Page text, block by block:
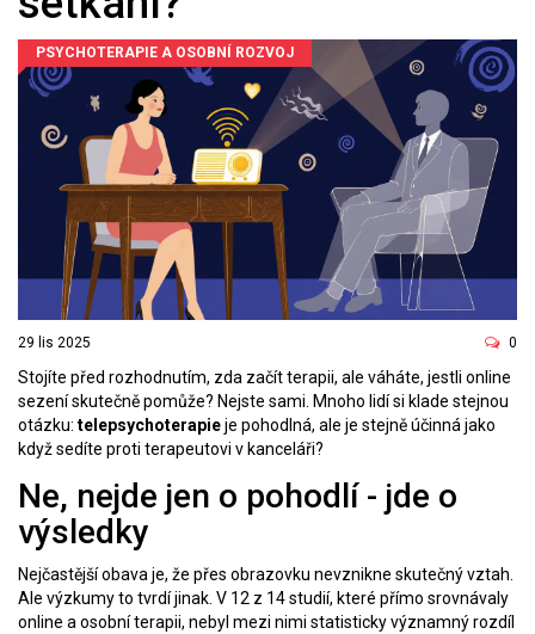
i
PSYCHOTERAPIE A OSOBNÍ ROZVOJ
29 lis 2025 0
Stojíte před rozhodnutím, zda začít terapii, ale váháte, jestli online
sezení skutečně pomůže? Nejste sami. Mnoho lidí si klade stejnou
otázku: telepsychoterapieje pohodlná, ale je stejně účinná jako
když sedíte proti terapeutovi v kanceláři?
Ne, nejde jen o pohodlí - jde o
výsledky
Nejčastější obava je, že přes obrazovku nevznikne skutečný vztah.
Ale výzkumy to tvrdí jinak. V 12 z 14 studií, které přímo srovnávaly
online a osobní terapii, nebyl mezi nimi statisticky významný rozdíl